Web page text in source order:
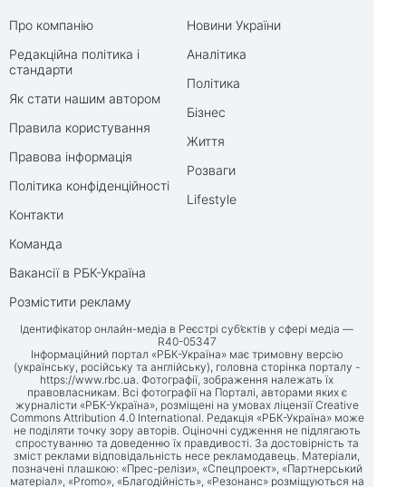
Про компанію
Редакційна політика і
стандарти
Як стати нашим автором
Правила користування
Правова інформація
Політика конфіденційності
Контакти
Команда
Вакансії в РБК-Україна
Розмістити рекламу
Новини України
Аналітика
Політика
Бізнес
Життя
Розваги
Lifestyle
Ідентифікатор онлайн-медіа в Реєстрі суб’єктів у сфері медіа —
R40-05347
Інформаційний портал «РБК-Україна» має тримовну версію
(українську, російську та англійську), головна сторінка порталу -
https://www.rbc.ua. Фотографії, зображення належать їх
правовласникам. Всі фотографії на Порталі, авторами яких є
журналісти «РБК-Україна», розміщені на умовах ліцензії Creative
Commons Attribution 4.0 International. Редакція «РБК-Україна» може
не поділяти точку зору авторів. Оціночні судження не підлягають
спростуванню та доведенню їх правдивості. За достовірність та
зміст реклами відповідальність несе рекламодавець. Матеріали,
позначені плашкою: «Прес-релізи», «Спецпроект», «Партнерський
матеріал», «Promo», «Благодійність», «Резонанс» розміщуються на